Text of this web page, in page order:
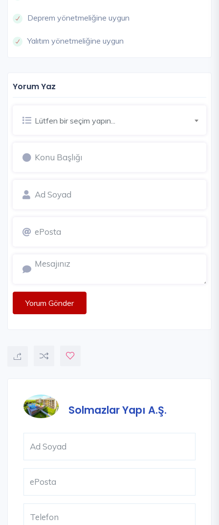
Deprem yönetmeliğine uygun
Yalıtım yönetmeliğine uygun
Yorum Yaz
Lütfen bir seçim yapın...
Yorum Gönder
Solmazlar Yapı A.Ş.